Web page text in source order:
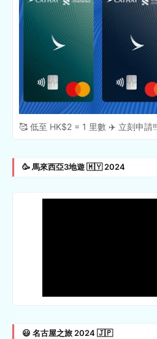
🥰 低至 HK$2 = 1 里數 ✈️ 立刻申請‼️
🥳 馬來西亞3地遊 🇲🇾 2024
😃 名古屋之旅 2024 🇯🇵